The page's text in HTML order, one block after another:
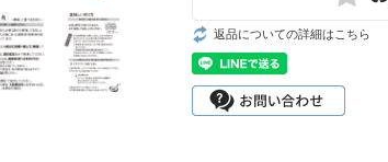
返品についての詳細はこちら